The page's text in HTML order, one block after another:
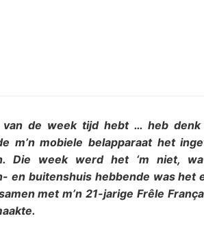
de week tijd hebt … heb
m’n mobiele belapparaat het
Die week werd het ‘m niet,
en buitenshuis hebbende was het
met m’n 21-jarige Frêle